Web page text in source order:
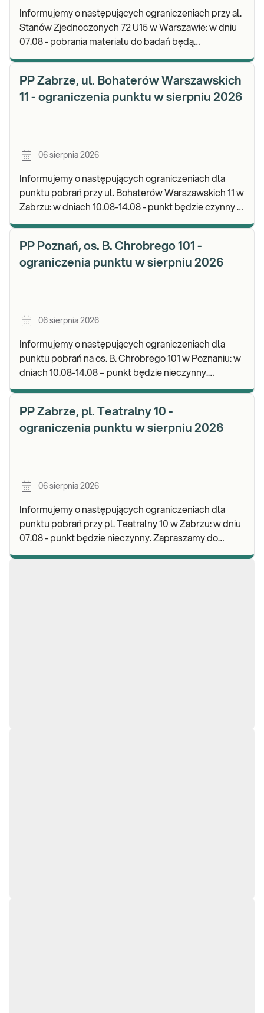
Informujemy o następujących ograniczeniach przy al.
Stanów Zjednoczonych 72 U15 w Warszawie: w dniu
07.08 - pobrania materiału do badań będą
PP Zabrze, ul. Bohaterów Warszawskich
11 - ograniczenia punktu w sierpniu 2026
06 sierpnia 2026
Informujemy o następujących ograniczeniach dla
punktu pobrań przy ul. Bohaterów Warszawskich 11 w
Zabrzu: w dniach 10.08-14.08 - punkt będzie czynny w
PP Poznań, os. B. Chrobrego 101 -
ograniczenia punktu w sierpniu 2026
06 sierpnia 2026
Informujemy o następujących ograniczeniach dla
punktu pobrań na os. B. Chrobrego 101 w Poznaniu: w
dniach 10.08-14.08 – punkt będzie nieczynny.
PP Zabrze, pl. Teatralny 10 -
ograniczenia punktu w sierpniu 2026
06 sierpnia 2026
Informujemy o następujących ograniczeniach dla
punktu pobrań przy pl. Teatralny 10 w Zabrzu: w dniu
07.08 - punkt będzie nieczynny. Zapraszamy do